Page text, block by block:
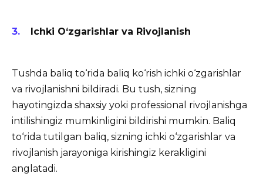
Ichki O‘zgarishlar va Rivojlanish
Tushda baliq to‘rida baliq ko‘rish ichki o‘zgarishlar
va rivojlanishni bildiradi. Bu tush, sizning
hayotingizda shaxsiy yoki professional rivojlanishga
intilishingiz mumkinligini bildirishi mumkin. Baliq
to‘rida tutilgan baliq, sizning ichki o‘zgarishlar va
rivojlanish jarayoniga kirishingiz kerakligini
anglatadi.